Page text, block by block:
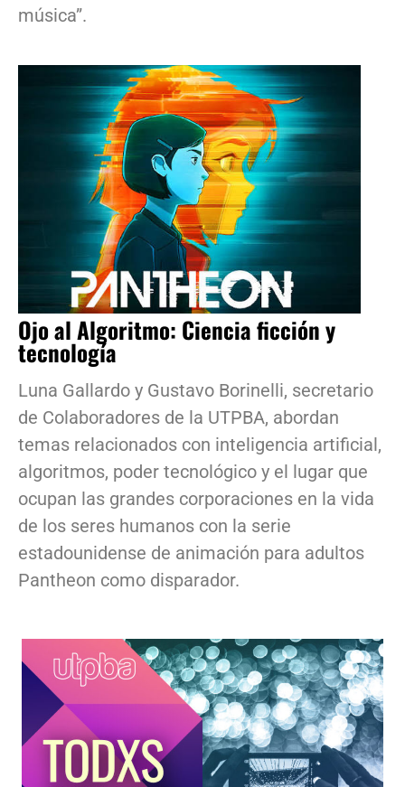
música”.
Ojo al Algoritmo: Ciencia ficción y
tecnología
Luna Gallardo y Gustavo Borinelli, secretario
de Colaboradores de la UTPBA, abordan
temas relacionados con inteligencia artificial,
algoritmos, poder tecnológico y el lugar que
ocupan las grandes corporaciones en la vida
de los seres humanos con la serie
estadounidense de animación para adultos
Pantheon como disparador.